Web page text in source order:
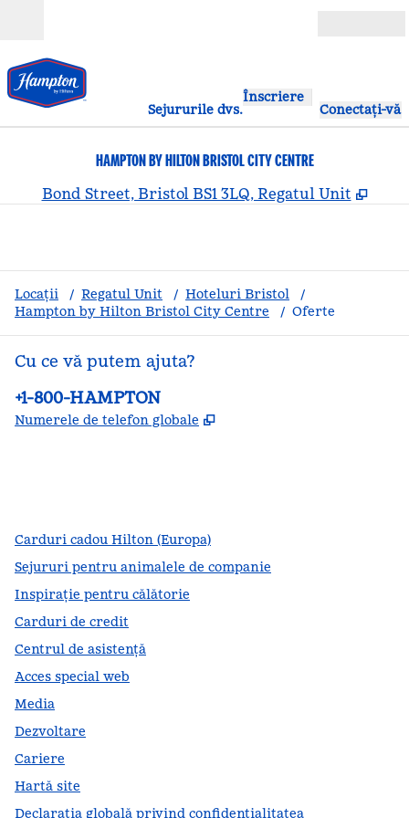
Sejururile dvs.
Înscriere
Conectați-vă
HAMPTON BY HILTON BRISTOL CITY CENTRE
Bond Street, Bristol BS1 3LQ, Regatul Unit ,
Locații / Regatul Unit / Hoteluri Bristol
/
Hampton by Hilton Bristol City Centre
/ Oferte
Cu ce vă putem ajuta?
Telefon:
+1-800-HAMPTON
Numerele de telefon globale ,
Carduri cadou Hilton (Europa)
Sejururi pentru animalele de companie
Inspirație pentru călătorie
Carduri de credit
Centrul de asistență
Acces special web
Media
Dezvoltare
Cariere
Hartă site
Declarația globală privind confidenţialitatea